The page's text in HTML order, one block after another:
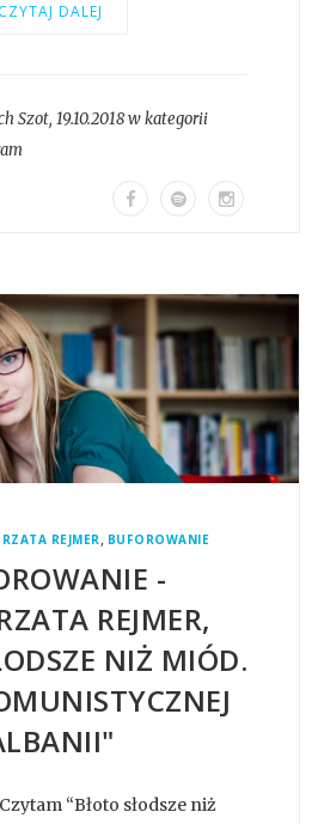
CZYTAJ DALEJ
Szot, 19.10.2018 w kategorii
REJMER, BUFOROWANIE
-
REJMER,
NIŻ MIÓD.
“Błoto słodsze niż